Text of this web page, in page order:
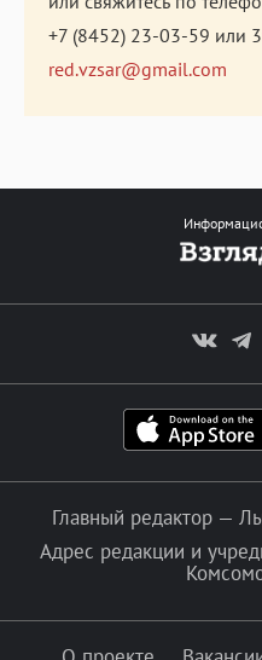
+7 (8452) 23-03-59 или
red.vzsar@gmail.com
Главный редактор —
Адрес редакции и